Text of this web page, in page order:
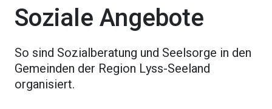
Soziale Angebote
So sind Sozialberatung und Seelsorge in den
Gemeinden der Region Lyss-Seeland
organisiert.